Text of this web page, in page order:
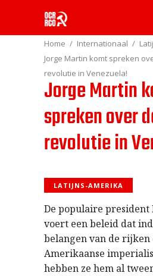
Home Internationaal
Jorge Martin komt spreken
revolutie in Venezuela!
Jorge Martin
spreken over
revolutie in
LATIJNS-AMERIKA
De populaire president
voert een beleid dat
belangen van de rijken
Amerikaanse
hebben ze hem al